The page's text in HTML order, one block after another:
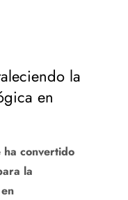
la
en
ha convertido
la